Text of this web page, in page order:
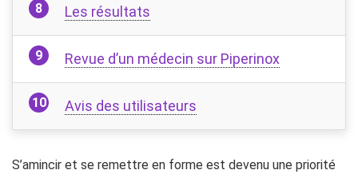
Les résultats
Revue d’un médecin sur Piperinox
Avis des utilisateurs
S’amincir et se remettre en forme est devenu une priorité